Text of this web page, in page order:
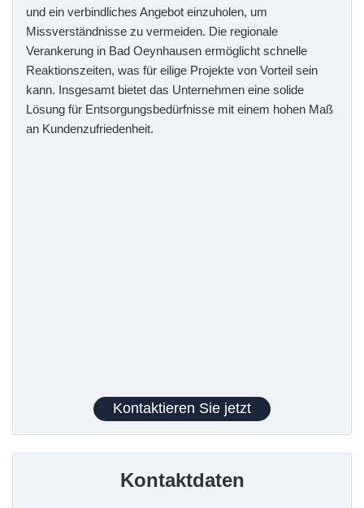
und ein verbindliches Angebot einzuholen, um
Missverständnisse zu vermeiden. Die regionale
Verankerung in Bad Oeynhausen ermöglicht schnelle
Reaktionszeiten, was für eilige Projekte von Vorteil sein
kann. Insgesamt bietet das Unternehmen eine solide
Lösung für Entsorgungsbedürfnisse mit einem hohen Maß
an Kundenzufriedenheit.
Kontaktieren Sie jetzt
Kontaktdaten